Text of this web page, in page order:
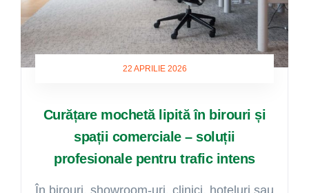
22 APRILIE 2026
Curățare mochetă lipită în birouri și
spații comerciale – soluții
profesionale pentru trafic intens